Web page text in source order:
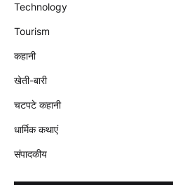
Technology
Tourism
कहानी
खेती-बारी
चटपटे कहानी
धार्मिक कथाएं
संपादकीय